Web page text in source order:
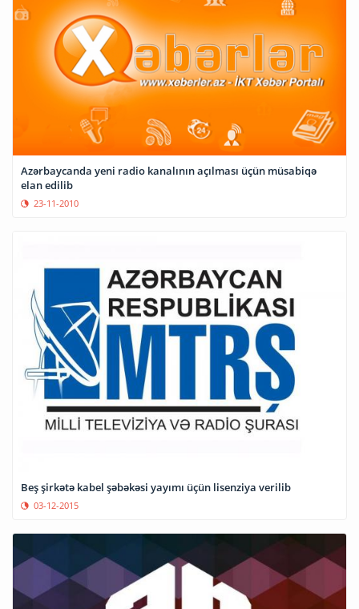
Azərbaycanda yeni radio kanalının açılması üçün müsabiqə
elan edilib
23-11-2010
Beş şirkətə kabel şəbəkəsi yayımı üçün lisenziya verilib
03-12-2015